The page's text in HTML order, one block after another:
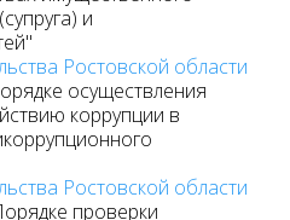
и
Ростовской области
осуществления
коррупции в
Ростовской области
проверки